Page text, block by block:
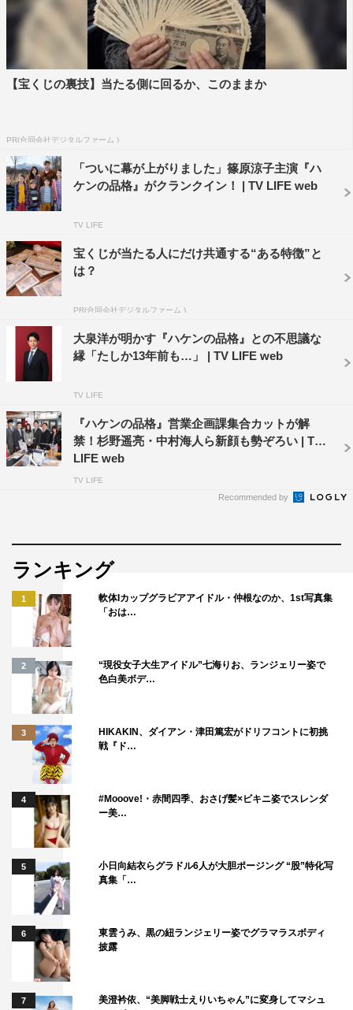
杉野遥亮
＜杉野遥亮 コメント＞
は母親が目を輝かせながら観ていたドラマ。その横でちょ
こんと座っていた僕が、その世界に入る事。憧れの上司・
が止まりません。と同時に、僕と同世代の社会人の方が考
え、今感じている事を「伝えたい」と強く思ってます。こ
のドラマにより心が動いて行動する、ほんの少しのキッカ
ケになれるよう頑張ります。
吉谷彩子
＜吉谷彩子 コメント＞
高校生の頃に見ていたドラマでしたし、私にとって「強く
て」「憧れる」スーパーウーマンとの初めての出会いが大
前春子だったので、出演できること、共演できることが、
言葉で絶対に伝わらないくらいにうれしく、光栄な事で
す。一方で、とても話題な作品だからこそ、視聴者の方々
の期待に応えられるか…という緊張感もあります。私が演
【宝くじの裏技】当たる側に回るか、このままか
PR(合同会社デジタルファーム )
「ついに幕が上がりました」篠原涼子主演『ハ
ケンの品格』がクランクイン！ | TV LIFE web
TV LIFE
宝くじが当たる人にだけ共通する“ある特徴”と
は？
PR(合同会社デジタルファーム )
大泉洋が明かす『ハケンの品格』との不思議な
縁「たしか13年前も…」 | TV LIFE web
TV LIFE
『ハケンの品格』営業企画課集合カットが解
禁！杉野遥亮・中村海人ら新顔も勢ぞろい | TV
LIFE web
TV LIFE
Recommended by
ランキング
1
軟体Iカップグラビアアイドル・仲根なのか、1st写真集
「おは…
2
“現役女子大生アイドル”七海りお、ランジェリー姿で
色白美ボデ…
3
HIKAKIN、ダイアン・津田篤宏がドリフコントに初挑
戦『ド…
4
#Mooove!・赤間四季、おさげ髪×ビキニ姿でスレンダ
ー美…
5
小日向結衣らグラドル6人が大胆ポージング “股”特化写
真集「…
6
東雲うみ、黒の紐ランジェリー姿でグラマラスボディ
披露
7
美澄衿依、“美脚戦士えりいちゃん”に変身してマシュ